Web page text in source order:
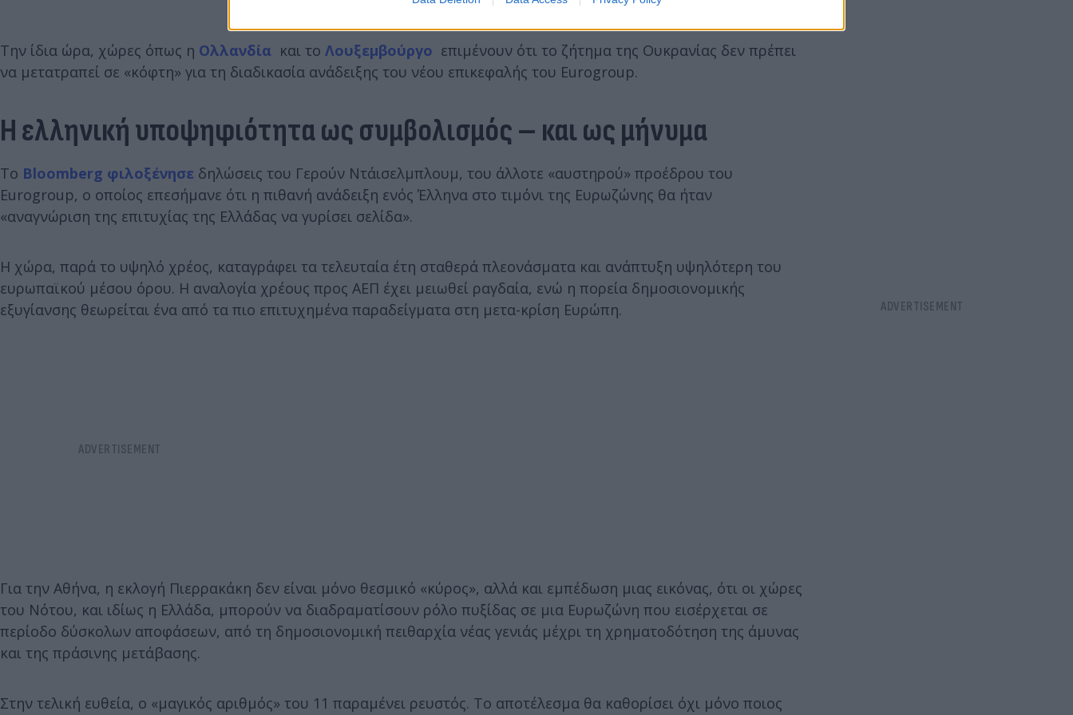
Την ίδια ώρα, χώρες όπως η Ολλανδία και το Λουξεμβούργο επιμένουν ότι το ζήτημα της Ουκρανίας δεν πρέπει
να μετατραπεί σε «κόφτη» για τη διαδικασία ανάδειξης του νέου επικεφαλής του Eurogroup.
Η ελληνική υποψηφιότητα ως συμβολισμός – και ως μήνυμα
Το Bloomberg φιλοξένησε δηλώσεις του Γερούν Ντάισελμπλουμ, του άλλοτε «αυστηρού» προέδρου του
Eurogroup, ο οποίος επεσήμανε ότι η πιθανή ανάδειξη ενός Έλληνα στο τιμόνι της Ευρωζώνης θα ήταν
«αναγνώριση της επιτυχίας της Ελλάδας να γυρίσει σελίδα».
Η χώρα, παρά το υψηλό χρέος, καταγράφει τα τελευταία έτη σταθερά πλεονάσματα και ανάπτυξη υψηλότερη του
ευρωπαϊκού μέσου όρου. Η αναλογία χρέους προς ΑΕΠ έχει μειωθεί ραγδαία, ενώ η πορεία δημοσιονομικής
εξυγίανσης θεωρείται ένα από τα πιο επιτυχημένα παραδείγματα στη μετα-κρίση Ευρώπη.
Για την Αθήνα, η εκλογή Πιερρακάκη δεν είναι μόνο θεσμικό «κύρος», αλλά και εμπέδωση μιας εικόνας, ότι οι χώρες
του Νότου, και ιδίως η Ελλάδα, μπορούν να διαδραματίσουν ρόλο πυξίδας σε μια Ευρωζώνη που εισέρχεται σε
περίοδο δύσκολων αποφάσεων, από τη δημοσιονομική πειθαρχία νέας γενιάς μέχρι τη χρηματοδότηση της άμυνας
και της πράσινης μετάβασης.
Στην τελική ευθεία, ο «μαγικός αριθμός» του 11 παραμένει ρευστός. Το αποτέλεσμα θα καθορίσει όχι μόνο ποιος